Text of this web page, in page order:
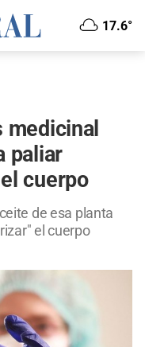
17.6°
medicinal
paliar
cuerpo
de esa planta
el cuerpo